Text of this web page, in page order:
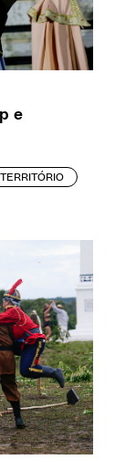
e
TERRITÓRIO